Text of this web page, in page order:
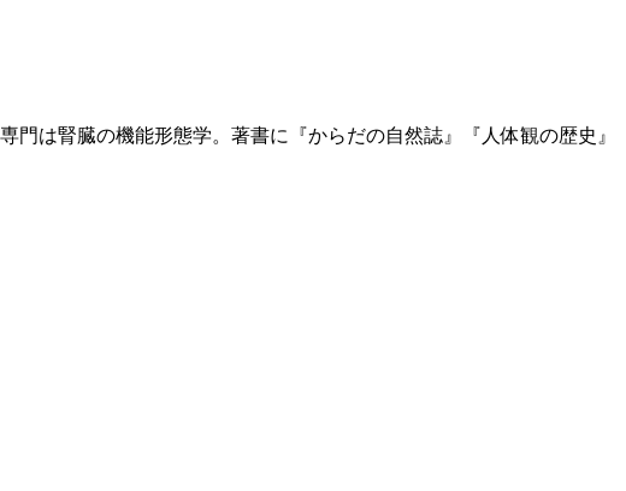
は腎臓の機能形態学。著書に『からだの自然誌』『人体観の歴史』